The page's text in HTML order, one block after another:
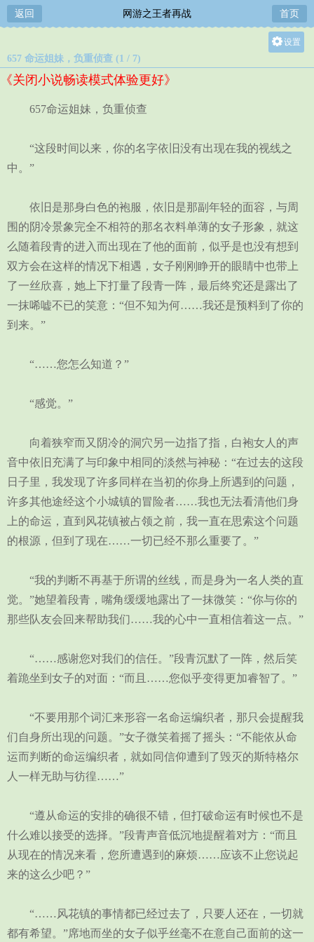
返回 网游之王者再战 首页
设置
657 命运姐妹，负重侦查 (1 / 7)
《关闭小说畅读模式体验更好》
657命运姐妹，负重侦查
“这段时间以来，你的名字依旧没有出现在我的视线之
中。”
依旧是那身白色的袍服，依旧是那副年轻的面容，与周
围的阴冷景象完全不相符的那名衣料单薄的女子形象，就这
么随着段青的进入而出现在了他的面前，似乎是也没有想到
双方会在这样的情况下相遇，女子刚刚睁开的眼睛中也带上
了一丝欣喜，她上下打量了段青一阵，最后终究还是露出了
一抹唏嘘不已的笑意：“但不知为何……我还是预料到了你的
到来。”
“……您怎么知道？”
“感觉。”
向着狭窄而又阴冷的洞穴另一边指了指，白袍女人的声
音中依旧充满了与印象中相同的淡然与神秘：“在过去的这段
日子里，我发现了许多同样在当初的你身上所遇到的问题，
许多其他途经这个小城镇的冒险者……我也无法看清他们身
上的命运，直到风花镇被占领之前，我一直在思索这个问题
的根源，但到了现在……一切已经不那么重要了。”
“我的判断不再基于所谓的丝线，而是身为一名人类的直
觉。”她望着段青，嘴角缓缓地露出了一抹微笑：“你与你的
那些队友会回来帮助我们……我的心中一直相信着这一点。”
“……感谢您对我们的信任。”段青沉默了一阵，然后笑
着跪坐到女子的对面：“而且……您似乎变得更加睿智了。”
“不要用那个词汇来形容一名命运编织者，那只会提醒我
们自身所出现的问题。”女子微笑着摇了摇头：“不能依从命
运而判断的命运编织者，就如同信仰遭到了毁灭的斯特格尔
人一样无助与彷徨……”
“遵从命运的安排的确很不错，但打破命运有时候也不是
什么难以接受的选择。”段青声音低沉地提醒着对方：“而且
从现在的情况来看，您所遭遇到的麻烦……应该不止您说起
来的这么少吧？”
“……风花镇的事情都已经过去了，只要人还在，一切就
都有希望。”席地而坐的女子似乎丝毫不在意自己面前的这一